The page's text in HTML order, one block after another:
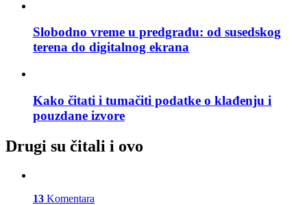
Slobodno vreme u predgrađu: od susedskog
terena do digitalnog ekrana
Kako čitati i tumačiti podatke o klađenju i
pouzdane izvore
Drugi su čitali i ovo
13 Komentara